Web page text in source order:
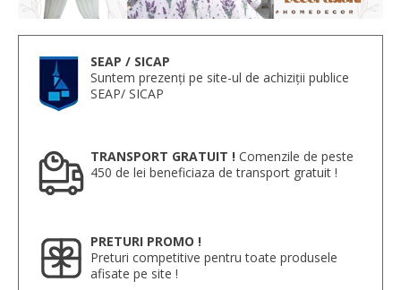
SEAP / SICAP
Suntem prezenți pe site-ul de achiziții publice
SEAP/ SICAP
TRANSPORT GRATUIT ! Comenzile de peste
450 de lei beneficiaza de transport gratuit !
PRETURI PROMO !
Preturi competitive pentru toate produsele
afisate pe site !